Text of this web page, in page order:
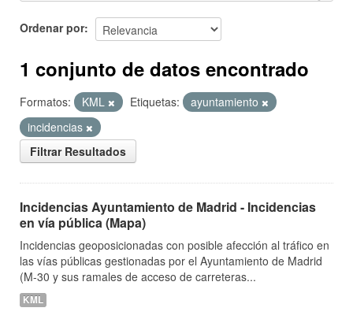
Ordenar por
1 conjunto de datos encontrado
Formatos: KML Etiquetas:
ayuntamiento
incidencias
Filtrar Resultados
Incidencias Ayuntamiento de Madrid - Incidencias
en vía pública (Mapa)
Incidencias geoposicionadas con posible afección al tráfico en
las vías públicas gestionadas por el Ayuntamiento de Madrid
(M-30 y sus ramales de acceso de carreteras...
KML